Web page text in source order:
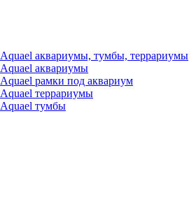
Aquael аквариумы, тумбы, террариумы
Aquael аквариумы
Aquael рамки под аквариум
Aquael террариумы
Aquael тумбы